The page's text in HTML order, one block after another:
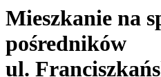
Mieszkanie na
pośredników
ul.